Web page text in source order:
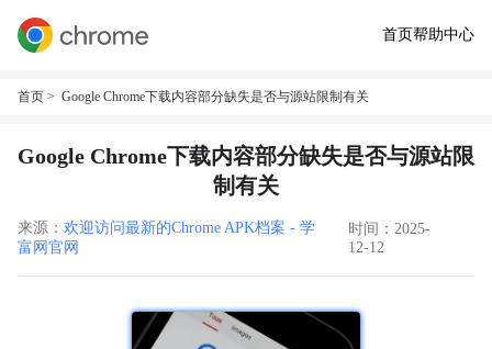
首页帮助中心
首页 > Google Chrome下载内容部分缺失是否与源站限制有关
Google Chrome下载内容部分缺失是否与源站限
制有关
来源： 欢迎访问最新的Chrome APK档案 - 学
富网官网
时间：2025-
12-12